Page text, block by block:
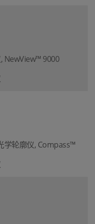
NewView™ 9000
学轮廓仪, Compass™